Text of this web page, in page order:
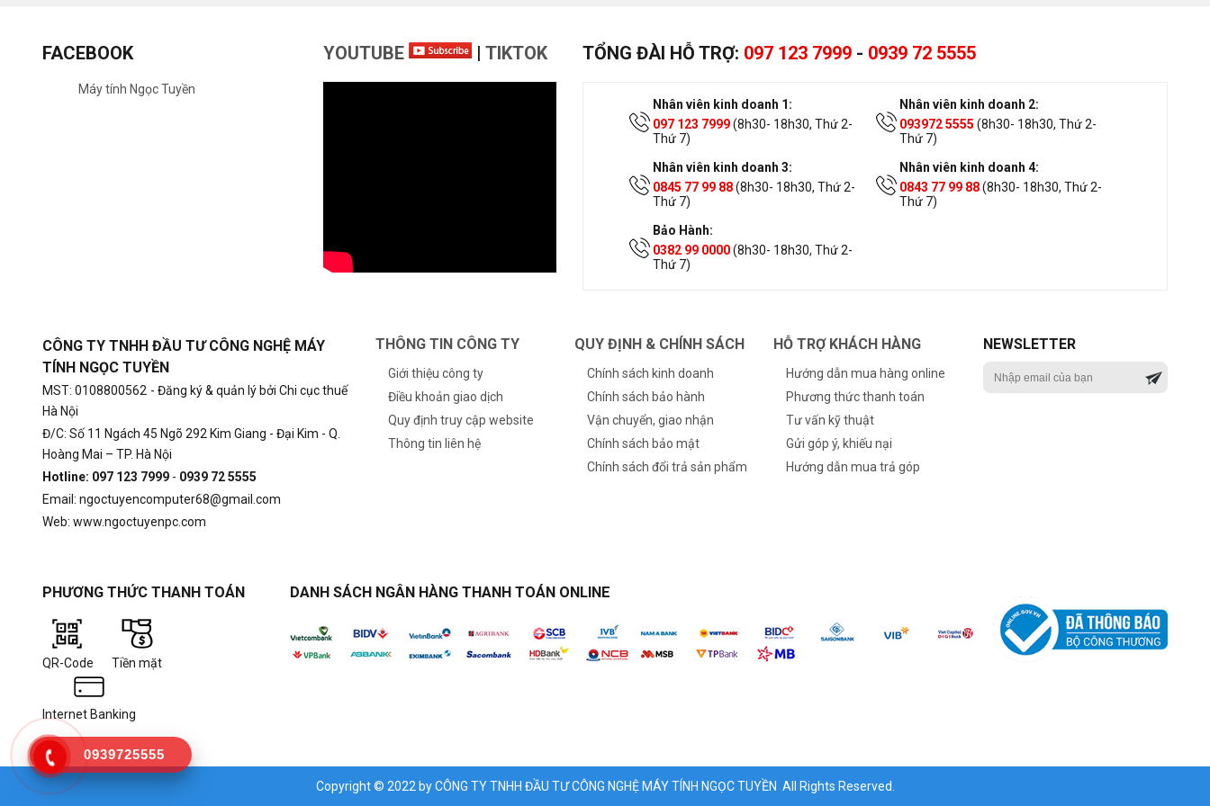
FACEBOOK
Máy tính Ngọc Tuyền
YOUTUBE | TIKTOK TỔNG ĐÀI HỖ TRỢ: 097 123 7999 - 0939 72 5555
Nhân viên kinh doanh 1:
097 123 7999(8h30- 18h30, Thứ 2-
Thứ 7)
Nhân viên kinh doanh 2:
093972 5555 (8h30- 18h30, Thứ 2-
Thứ 7)
Nhân viên kinh doanh 3:
0845 77 99 88(8h30- 18h30, Thứ 2-
Thứ 7)
Nhân viên kinh doanh 4:
0843 77 99 88(8h30- 18h30, Thứ 2-
Thứ 7)
Bảo Hành:
0382 99 0000(8h30- 18h30, Thứ 2-
Thứ 7)
CÔNG TY TNHH ĐẦU TƯ CÔNG NGHỆ MÁY
TÍNH NGỌC TUYỀN
MST: 0108800562 - Đăng ký & quản lý bởi Chi cục thuế
Hà Nội
Đ/C: Số 11 Ngách 45 Ngõ 292 Kim Giang - Đại Kim - Q.
Hoàng Mai – TP. Hà Nội
Hotline: 097 123 7999 - 0939 72 5555
Email: ngoctuyencomputer68@gmail.com
Web: www.ngoctuyenpc.com
THÔNG TIN CÔNG TY
Giới thiệu công ty
Điều khoản giao dịch
Quy định truy cập website
Thông tin liên hệ
QUY ĐỊNH & CHÍNH SÁCH
Chính sách kinh doanh
Chính sách bảo hành
Vận chuyển, giao nhận
Chính sách bảo mật
Chính sách đổi trả sản phẩm
HỖ TRỢ KHÁCH HÀNG
Hướng dẫn mua hàng online
Phương thức thanh toán
Tư vấn kỹ thuật
Gửi góp ý, khiếu nại
Hướng dẫn mua trả góp
NEWSLETTER
PHƯƠNG THỨC THANH TOÁN
QR-Code Tiền mặt
Internet Banking
DANH SÁCH NGÂN HÀNG THANH TOÁN ONLINE
Copyright © 2022 by CÔNG TY TNHH ĐẦU TƯ CÔNG NGHỆ MÁY TÍNH NGỌC TUYỀN All Rights Reserved.
0939725555